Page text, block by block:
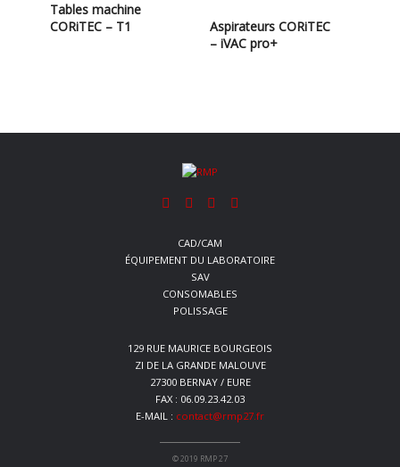
Tables machine
CORiTEC – T1
Aspirateurs CORiTEC
– iVAC pro+
CAD/CAM
ÉQUIPEMENT DU LABORATOIRE
SAV
CONSOMABLES
POLISSAGE
129 RUE MAURICE BOURGEOIS
ZI DE LA GRANDE MALOUVE
27300 BERNAY / EURE
FAX : 06.09.23.42.03
E-MAIL : contact@rmp27.fr
© 2019 RMP 27